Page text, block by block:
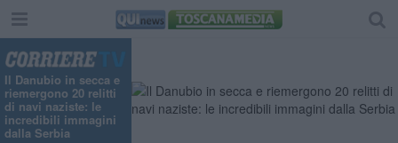
Il Danubio in secca e
riemergono 20 relitti
di navi naziste: le
incredibili immagini
dalla Serbia